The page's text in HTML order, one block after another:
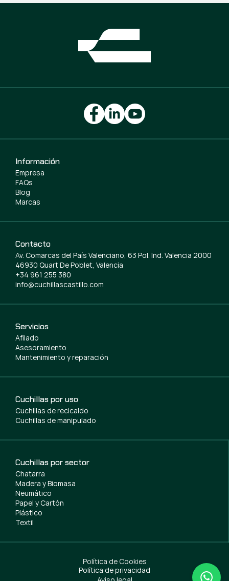
Servicios
Afilado
Asesoramiento
Mantenimiento y reparación
Cuchillas por uso
Cuchillas de recicaldo
Cuchillas de manipulado
Cuchillas por sector
Chatarra
Madera y Biomasa
Neumático
Papel y Cartón
Plástico
Textil
Información
Empresa
FAQs
Blog
Marcas
Contacto
Av. Comarcas del País Valenciano, 63 Pol. Ind. Valencia 2000
46930 Quart De Poblet, Valencia
+34 961 255 380
info@cuchillascastillo.com
Política de Cookies
Política de privacidad